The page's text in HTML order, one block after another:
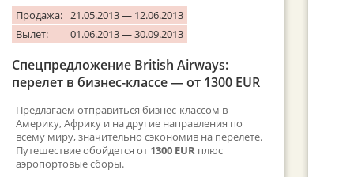
Продажа: 21.05.2013 — 12.06.2013
Вылет:
01.06.2013 — 30.09.2013
Спецпредложение British Airways:
перелет в бизнес-классе — от 1300 EUR
Предлагаем отправиться бизнес-классом в
Америку, Африку и на другие направления по
всему миру, значительно сэкономив на перелете.
Путешествие обойдется от 1300 EUR плюс
аэропортовые сборы.